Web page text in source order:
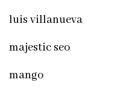
luis villanueva
majestic seo
mango